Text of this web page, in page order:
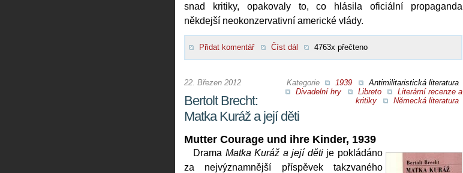
snad kritiky, opakovaly to, co hlásila oficiální propaganda
někdejší neokonzervativní americké vlády.
Přidat komentář Číst dál 4763x přečteno
Kategorie 1939
Antimilitaristická literatura
Divadelní hry
Libreto
Literární recenze a
kritiky
Německá literatura
22. Březen 2012
Bertolt Brecht:
Matka Kuráž a její děti
Mutter Courage und ihre Kinder, 1939
Drama Matka Kuráž a její dětije pokládáno
za nejvýznamnější příspěvek takzvaného